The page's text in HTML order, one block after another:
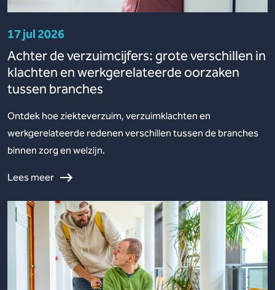
17 jul 2026
Achter de verzuimcijfers: grote verschillen in
klachten en werkgerelateerde oorzaken
tussen branches
Ontdek hoe ziekteverzuim, verzuimklachten en
werkgerelateerde redenen verschillen tussen de branches
binnen zorg en welzijn.
Lees meer